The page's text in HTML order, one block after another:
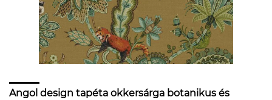
Angol design tapéta okkersárga botanikus és